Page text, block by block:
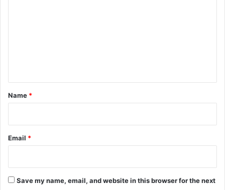
*
Name *
Email *
Save my name, email, and website in this browser for the next